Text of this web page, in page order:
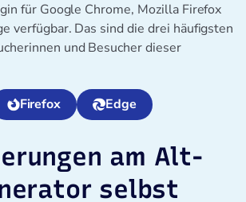
für Google Chrome, Mozilla Firefox
verfügbar. Das sind die drei häufigsten
und Besucher dieser
Firefox Edge
am Alt-
selbst